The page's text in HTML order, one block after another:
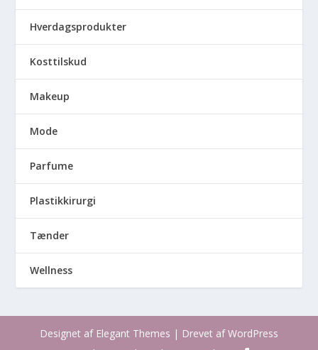
Hverdagsprodukter
Kosttilskud
Makeup
Mode
Parfume
Plastikkirurgi
Tænder
Wellness
Designet af Elegant Themes | Drevet afWordPress